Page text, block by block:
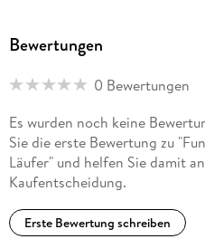
durch Training der
Verletzungsreduktion im Spiel-
Karsten Hollander arbeitet als
der MSH Medical School
Spaulding National Running
School in Cambridge
sich auf die Prävention und
Bewertungen
0 Bewertungen
Es wurden noch keine
Sie die erste Bewertung zu
Läufer" und helfen Sie damit
Kaufentscheidung.
Erste Bewertung schreiben